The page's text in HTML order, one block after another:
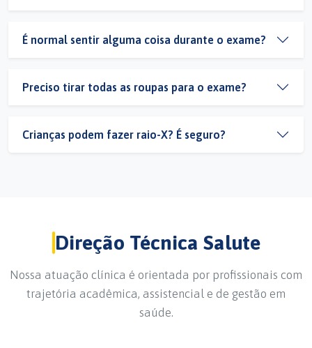
É normal sentir alguma coisa durante o exame?
Preciso tirar todas as roupas para o exame?
Crianças podem fazer raio-X? É seguro?
Direção Técnica Salute
Nossa atuação clínica é orientada por profissionais com
trajetória acadêmica, assistencial e de gestão em
saúde.